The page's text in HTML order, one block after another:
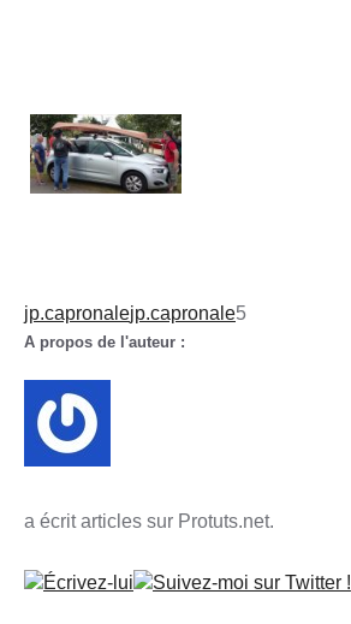
jp.capronalejp.capronale5
A propos de l'auteur :
a écrit articles sur Protuts.net.
Écrivez-lui Suivez-moi sur Twitter !